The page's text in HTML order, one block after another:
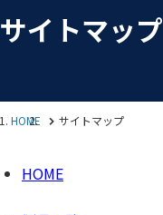
サイトマップ
HOME サイトマップ
HOME